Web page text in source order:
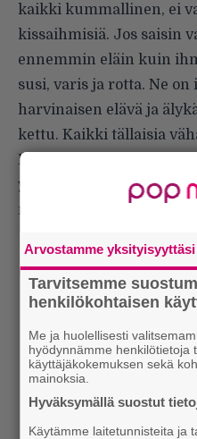
kaikki kummallinen, ei
kissaihmisiä. Jos saisin
ennemmin eläin kuin
susi, varis ja rotta. Ne on
harvinaisen elävä ja
kettu. Kaikki tällaisia
Hyvin fiksuja
yksinolevia tavallaan.
maailmanloppu tulee,
Arvostamme yksityisyyttäsi
Tarvitsemme
henkilökohtaisen
Me ja huolellisesti
hyödynnämme henkilötietoja
käyttäjäkokemuksen sekä
mainoksia.
Hyväksymällä suostut
Käytämme laitetunnisteita ja